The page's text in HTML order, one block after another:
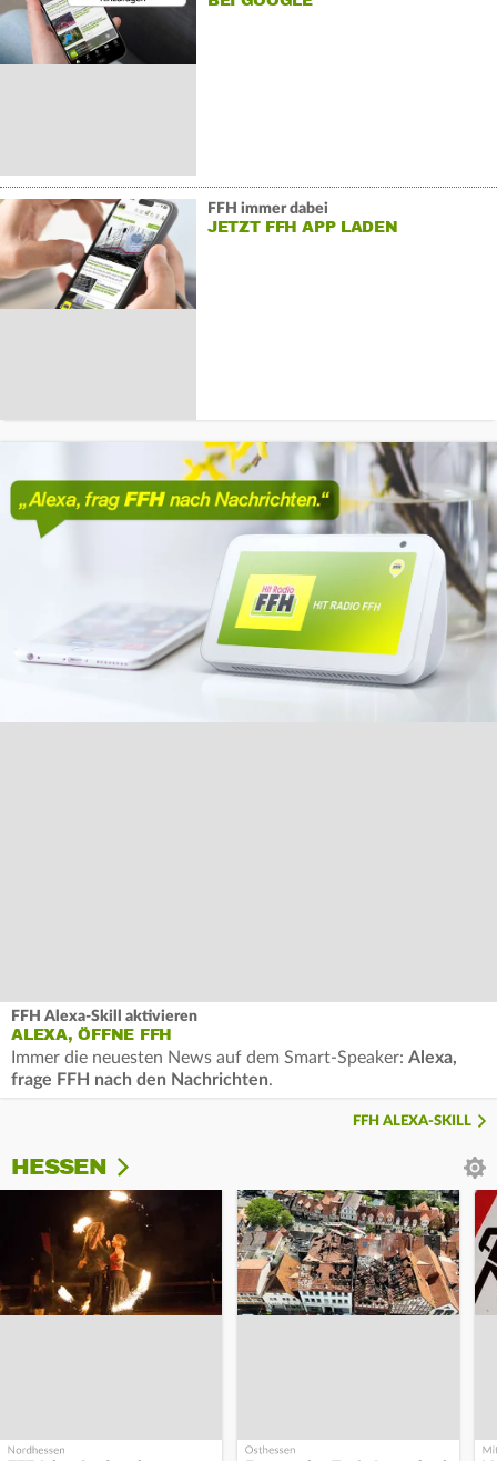
FFH immer dabei
JETZT FFH APP LADEN
FFH Alexa-Skill aktivieren
ALEXA, ÖFFNE FFH
Immer die neuesten News auf dem Smart-Speaker: Alexa,
frage FFH nach den Nachrichten.
FFH ALEXA-SKILL
HESSEN